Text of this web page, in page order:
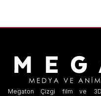
Megaton Çizgi film ve 3D